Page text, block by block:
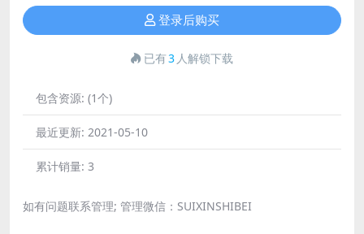
登录后购买
已有3 人解锁下载
包含资源: (1个)
最近更新: 2021-05-10
累计销量: 3
如有问题联系管理; 管理微信：SUIXINSHIBEI